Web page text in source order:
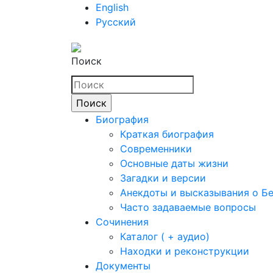
English
Русский
Поиск
Биография
Краткая биография
Современники
Основные даты жизни
Загадки и версии
Анекдоты и высказывания о
Часто задаваемые вопросы
Сочинения
Каталог ( + аудио)
Находки и реконструкции
Документы